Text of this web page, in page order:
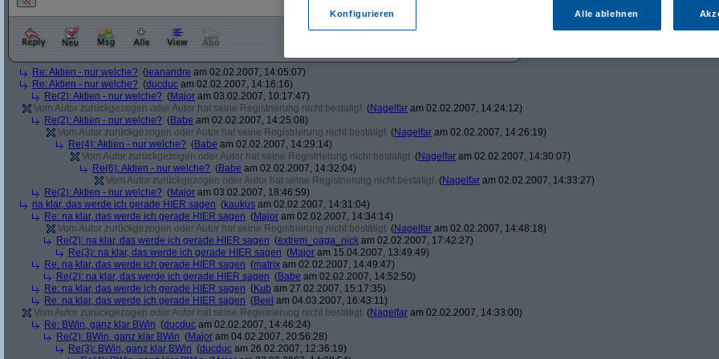
Re: Aktien - nur welche? (jeanandre am 02.02.2007, 14:05:07)
Re: Aktien - nur welche? (ducduc am 02.02.2007, 14:16:16)
Re(2): Aktien - nur welche? (Major am 03.02.2007, 10:17:47)
Vom Autor zurückgezogen oder Autor hat seine Registrierung nicht bestätigt (Nagelfar am 02.02.2007, 14:24:12)
Re(2): Aktien - nur welche? (Babe am 02.02.2007, 14:25:08)
Vom Autor zurückgezogen oder Autor hat seine Registrierung nicht bestätigt (Nagelfar am 02.02.2007, 14:26:19)
Re(4): Aktien - nur welche? (Babe am 02.02.2007, 14:29:14)
Vom Autor zurückgezogen oder Autor hat seine Registrierung nicht bestätigt (Nagelfar am 02.02.2007, 14:30:07)
Re(6): Aktien - nur welche? (Babe am 02.02.2007, 14:32:04)
Vom Autor zurückgezogen oder Autor hat seine Registrierung nicht bestätigt (Nagelfar am 02.02.2007, 14:33:27)
Re(2): Aktien - nur welche? (Major am 03.02.2007, 18:46:59)
na klar, das werde ich gerade HIER sagen (kaukus am 02.02.2007, 14:31:04)
Re: na klar, das werde ich gerade HIER sagen (Major am 02.02.2007, 14:34:14)
Vom Autor zurückgezogen oder Autor hat seine Registrierung nicht bestätigt (Nagelfar am 02.02.2007, 14:48:18)
Re(2): na klar, das werde ich gerade HIER sagen (extrem_oaga_nick am 02.02.2007, 17:42:27)
Re(3): na klar, das werde ich gerade HIER sagen (Major am 15.04.2007, 13:49:49)
Re: na klar, das werde ich gerade HIER sagen (matrix am 02.02.2007, 14:49:47)
Re(2): na klar, das werde ich gerade HIER sagen (Babe am 02.02.2007, 14:52:50)
Re: na klar, das werde ich gerade HIER sagen (Kub am 27.02.2007, 15:17:35)
Re: na klar, das werde ich gerade HIER sagen (Beel am 04.03.2007, 16:43:11)
Vom Autor zurückgezogen oder Autor hat seine Registrierung nicht bestätigt (Nagelfar am 02.02.2007, 14:33:00)
Re: BWin, ganz klar BWin (ducduc am 02.02.2007, 14:46:24)
Re(2): BWin, ganz klar BWin (Major am 04.02.2007, 20:56:28)
Re(3): BWin, ganz klar BWin (ducduc am 26.02.2007, 12:36:19)
Konfigurieren Alle ablehnen